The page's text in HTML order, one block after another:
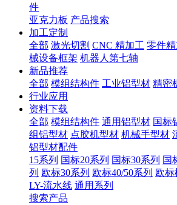
件
亚克力板 产品搜索
加工定制
全部 激光切割 CNC 精加工 零件
械设备框架 机器人第七轴
新品推荐
全部 模组结构件 工业铝型材 精密
行业应用
资料下载
全部 模组结构件 通用铝型材 国标
组铝型材 点胶机型材 机械手型材
铝型材配件
15系列 国标20系列 国标30系列 国
列 欧标30系列 欧标40/50系列 欧标
LY-流水线 通用系列
搜索产品